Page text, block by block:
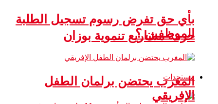
حزمة مشاريع تنموية بوزان
مستجدات
بأي حق تفرض رسوم تسجيل الطلبة
الموظفين ؟
المغرب يحتضن برلمان الطفل
الإفريقي